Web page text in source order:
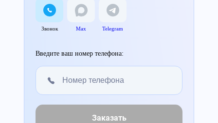
Звонок Max Telegram
Введите ваш номер телефона:
Заказать